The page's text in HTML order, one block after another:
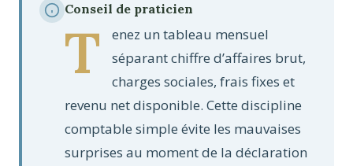
Conseil de praticien
T
enez un tableau mensuel
séparant chiffre d’affaires brut,
charges sociales, frais fixes et
revenu net disponible. Cette discipline
comptable simple évite les mauvaises
surprises au moment de la déclaration